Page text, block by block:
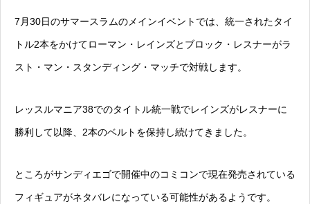
7月30日のサマースラムのメインイベントでは、統一されたタイ
トル2本をかけてローマン・レインズとブロック・レスナーがラ
スト・マン・スタンディング・マッチで対戦します。
レッスルマニア38でのタイトル統一戦でレインズがレスナーに
勝利して以降、2本のベルトを保持し続けてきました。
ところがサンディエゴで開催中のコミコンで現在発売されている
フィギュアがネタバレになっている可能性があるようです。